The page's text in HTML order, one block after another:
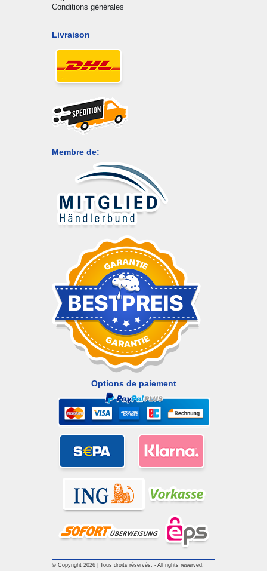
Conditions générales
Livraison
Membre de:
Options de paiement
© Copyright 2026 | Tous droits réservés. - All rights reserved.